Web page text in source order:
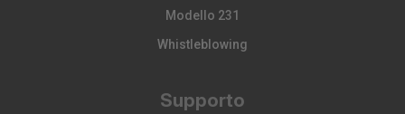
Modello 231
Whistleblowing
Supporto